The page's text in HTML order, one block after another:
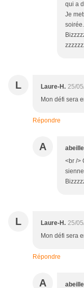
qui a
Je
L Laure-H. 25/
Mon défi sera
Répondre
A
<br />
L Laure-H. 25/
Mon défi sera
Répondre
A